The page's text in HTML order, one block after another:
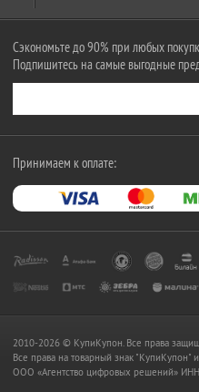
Сэкономьте до 90% при любых
Подпишитесь на самые выгодные
Принимаем к оплате:
2010-2026 © КупиКупон. Все права
Все права на товарный знак "КупиКупон"
OOO «Агентство цифровых решений»